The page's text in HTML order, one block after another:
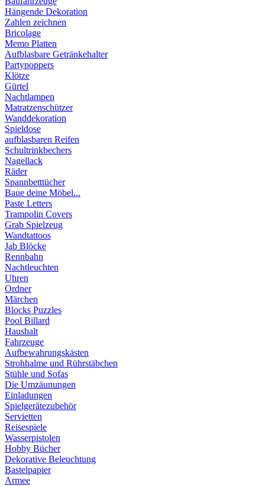
Hängende Dekoration
Zahlen zeichnen
Bricolage
Memo Platten
Aufblasbare Getränkehalter
Partypoppers
Klötze
Gürtel
Nachtlampen
Matratzenschützer
Wanddekoration
Spieldose
aufblasbaren Reifen
Schultrinkbechers
Nagellack
Räder
Spannbetttücher
Baue deine Möbel...
Paste Letters
Trampolin Covers
Grab Spielzeug
Wandtattoos
Jab Blöcke
Rennbahn
Nachtleuchten
Uhren
Ordner
Märchen
Blocks Puzzles
Pool Billard
Haushalt
Fahrzeuge
Aufbewahrungskästen
Strohhalme und Rührstäbchen
Stühle und Sofas
Die Umzäunungen
Einladungen
Spielgerätezubehör
Servietten
Reisespiele
Wasserpistolen
Hobby Bücher
Dekorative Beleuchtung
Bastelpapier
Armee